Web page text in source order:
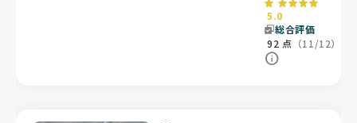
5.0
総合評価
92 点 （11/12）